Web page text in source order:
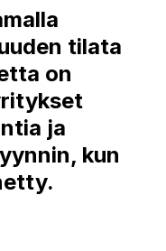
tilata
on
ja
kun